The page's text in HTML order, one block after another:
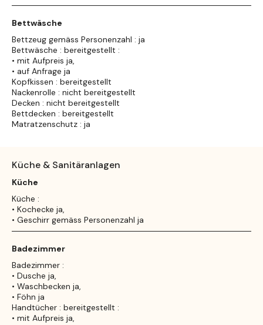
Bettwäsche
Bettzeug gemäss Personenzahl : ja
Bettwäsche : bereitgestellt :
• mit Aufpreis ja,
• auf Anfrage ja
Kopfkissen : bereitgestellt
Nackenrolle : nicht bereitgestellt
Decken : nicht bereitgestellt
Bettdecken : bereitgestellt
Matratzenschutz : ja
Küche & Sanitäranlagen
Küche
Küche :
• Kochecke ja,
• Geschirr gemäss Personenzahl ja
Badezimmer
Badezimmer :
• Dusche ja,
• Waschbecken ja,
• Föhn ja
Handtücher : bereitgestellt :
• mit Aufpreis ja,